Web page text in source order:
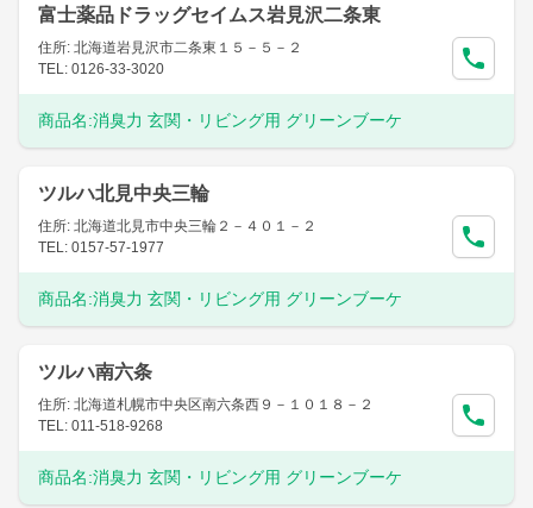
富士薬品ドラッグセイムス岩見沢二条東
住所: 北海道岩見沢市二条東１５－５－２
TEL: 0126-33-3020
商品名:消臭力 玄関・リビング用 グリーンブーケ
ツルハ北見中央三輪
住所: 北海道北見市中央三輪２－４０１－２
TEL: 0157-57-1977
商品名:消臭力 玄関・リビング用 グリーンブーケ
ツルハ南六条
住所: 北海道札幌市中央区南六条西９－１０１８－２
TEL: 011-518-9268
商品名:消臭力 玄関・リビング用 グリーンブーケ